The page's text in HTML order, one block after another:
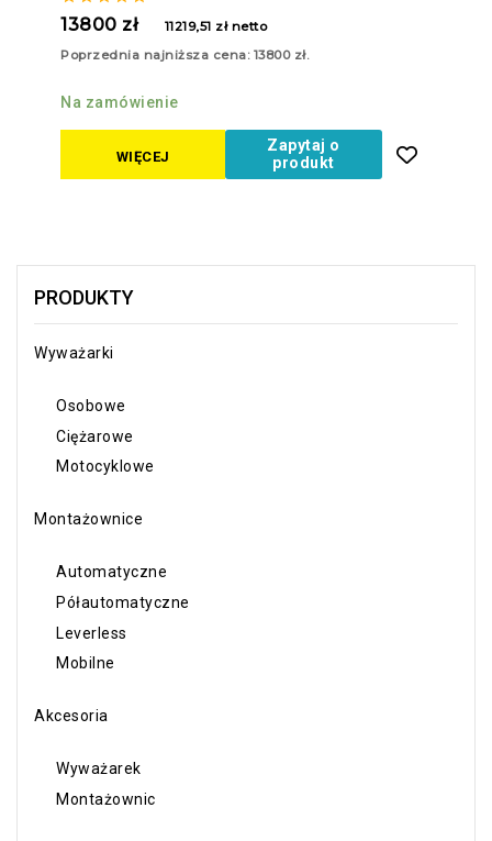
0
5
13800 zł 11219,51 złnetto
Poprzednia najniższa cena: 13800 zł.
Na zamówienie
WIĘCEJ
Zapytaj o
produkt
PRODUKTY
Wyważarki
Osobowe
Ciężarowe
Motocyklowe
Montażownice
Automatyczne
Półautomatyczne
Leverless
Mobilne
Akcesoria
Wyważarek
Montażownic